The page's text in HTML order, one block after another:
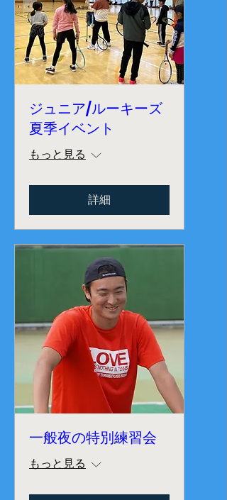
ジュニア/ルーキーズ
夏季イベント
もっと見る
詳細
一般夜の特別練習会
もっと見る